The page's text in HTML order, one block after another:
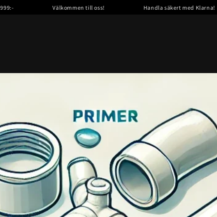
Välkommen till oss! Handla säkert med Klarna!